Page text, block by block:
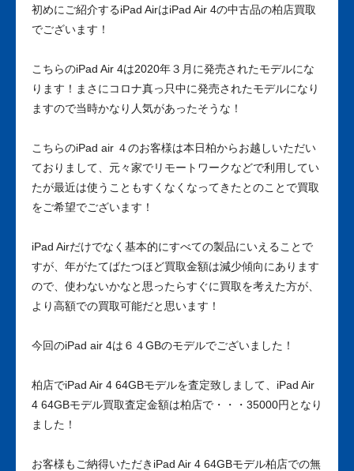
初めにご紹介するiPad AirはiPad Air 4の中古品の柏店買取
でございます！
こちらのiPad Air 4は2020年３月に発売されたモデルにな
ります！まさにコロナ真っ只中に発売されたモデルになり
ますので当時かなり人気があったそうな！
こちらのiPad air ４のお客様は本日柏からお越しいただい
ておりまして、元々家でリモートワークなどで利用してい
たが最近は使うこともすくなくなってきたとのことで買取
をご希望でございます！
iPad Airだけでなく基本的にすべての製品にいえることで
すが、年がたてばたつほど買取金額は減少傾向にあります
ので、使わないかなと思ったらすぐに買取を考えた方が、
より高額での買取可能だと思います！
今回のiPad air 4は６４GBのモデルでございました！
柏店でiPad Air 4 64GBモデルを査定致しまして、iPad Air
4 64GBモデル買取査定金額は柏店で・・・35000円となり
ました！
お客様もご納得いただきiPad Air 4 64GBモデル柏店での無